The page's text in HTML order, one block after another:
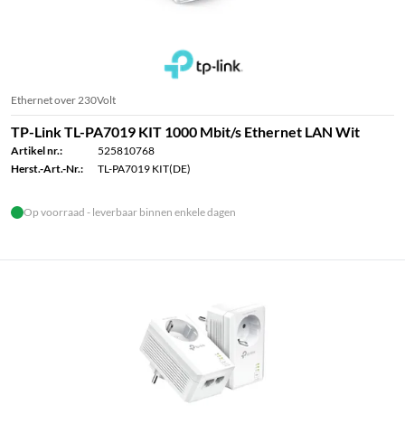
Ethernet over 230Volt
TP-Link TL-PA7019 KIT 1000 Mbit/s Ethernet LAN Wit
Artikel nr.:
525810768
Herst.-Art.-Nr.:
TL-PA7019 KIT(DE)
Op voorraad - leverbaar binnen enkele dagen